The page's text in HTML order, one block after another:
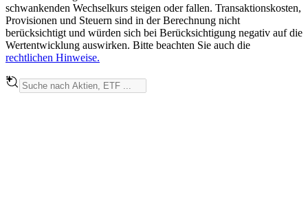
schwankenden Wechselkurs steigen oder fallen. Transaktionskosten,
Provisionen und Steuern sind in der Berechnung nicht
berücksichtigt und würden sich bei Berücksichtigung negativ auf die
Wertentwicklung auswirken. Bitte beachten Sie auch die
rechtlichen Hinweise.